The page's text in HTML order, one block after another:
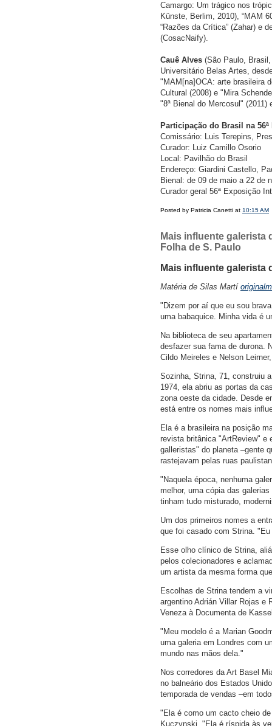
Camargo: Um trágico nos
Künste, Berlim, 2010), “MAM
“Razões da Crítica” (Zahar) e
(CosacNaify).
Cauê Alves (São Paulo,
Universitário Belas Artes,
"MAM[na]OCA: arte brasileira
Cultural (2008) e "Mira
"8ª Bienal do Mercosul" (2011)
Participação do Brasil na
Comissário: Luis Terepins,
Curador: Luiz Camillo Osorio
Local: Pavilhão do Brasil
Endereço: Giardini Castello,
Bienal: de 09 de maio a 22 de
Curador geral 56ª Exposição
Posted by Patricia Canetti at 10:15 AM
Mais influente galerista
Folha de S. Paulo
Mais influente galerista
Matéria de Silas Martí
"Dizem por aí que eu sou
uma babaquice. Minha vida é
Na biblioteca de seu
desfazer sua fama de durona.
Cildo Meireles e Nelson
Sozinha, Strina, 71, construiu
1974, ela abriu as portas da
zona oeste da cidade. Desde
está entre os nomes mais
Ela é a brasileira na posição
revista britânica "ArtReview" e
galleristas" do planeta –gente
rastejavam pelas ruas
"Naquela época, nenhuma
melhor, uma cópia das
tinham tudo misturado,
Um dos primeiros nomes a
que foi casado com Strina.
Esse olho clínico de Strina,
pelos colecionadores e
um artista da mesma forma
Escolhas de Strina tendem a
argentino Adrián Villar Rojas e
Veneza à Documenta de
"Meu modelo é a Marian
uma galeria em Londres com
mundo nas mãos dela."
Nos corredores da Art Basel
no balneário dos Estados
temporada de vendas –em
"Ela é como um cacto cheio
Kuczynski. "Ela é ríspida às